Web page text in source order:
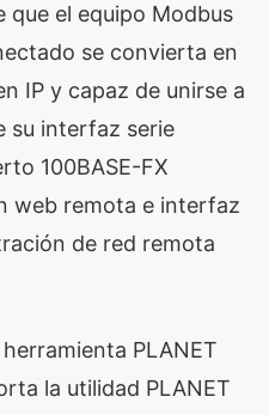
que el equipo Modbus
se convierta en
IP y capaz de unirse a
su interfaz serie
100BASE-FX
web remota e interfaz
de red remota
PLANET
la utilidad PLANET